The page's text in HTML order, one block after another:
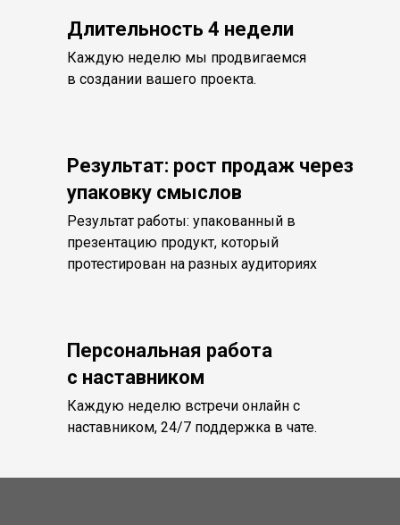
Длительность 4 недели
Каждую неделю мы продвигаемся
в создании вашего проекта.
Результат: рост продаж через
упаковку смыслов
Результат работы: упакованный в
презентацию продукт, который
протестирован на разных аудиториях
Персональная работа
с наставником
Каждую неделю встречи онлайн с
наставником, 24/7 поддержка в чате.